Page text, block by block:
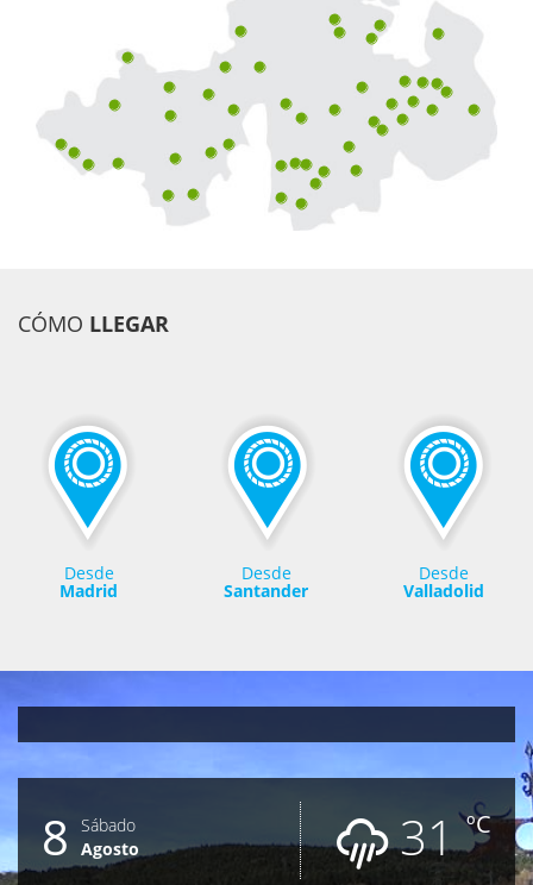
CÓMO LLEGAR
Desde
Madrid
Desde
Santander
Desde
Valladolid
ºC
31
8
Sábado
Agosto